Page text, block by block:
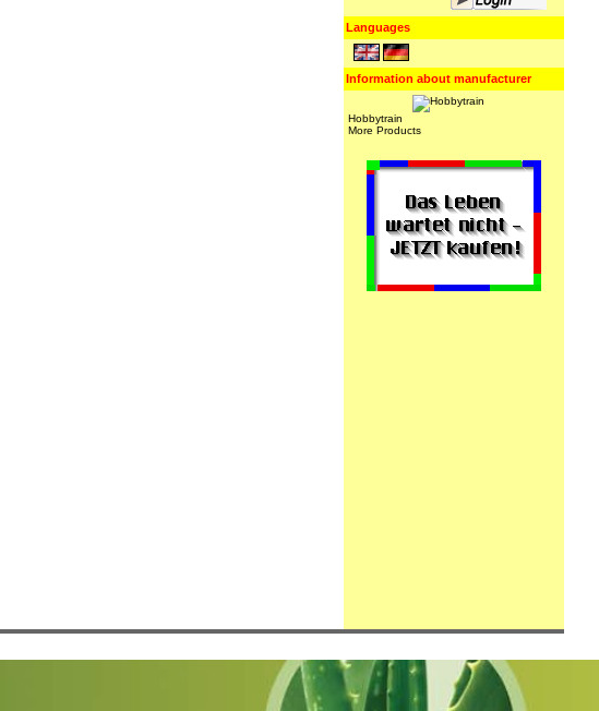
Languages
Information about manufacturer
Hobbytrain
More Products